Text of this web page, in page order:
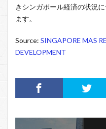
きシンガポール経済の状況
ます。
Source: SINGAPORE MAS
DEVELOPMENT